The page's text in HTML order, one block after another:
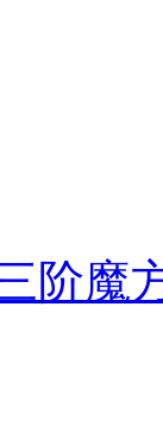
阶魔